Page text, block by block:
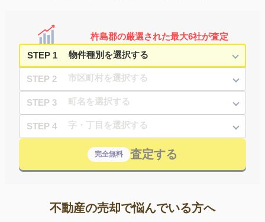
杵島郡の厳選された最大6社が査定
STEP 1
STEP 2
STEP 3
STEP 4
完全無料 査定する
不動産の売却で悩んでいる方へ